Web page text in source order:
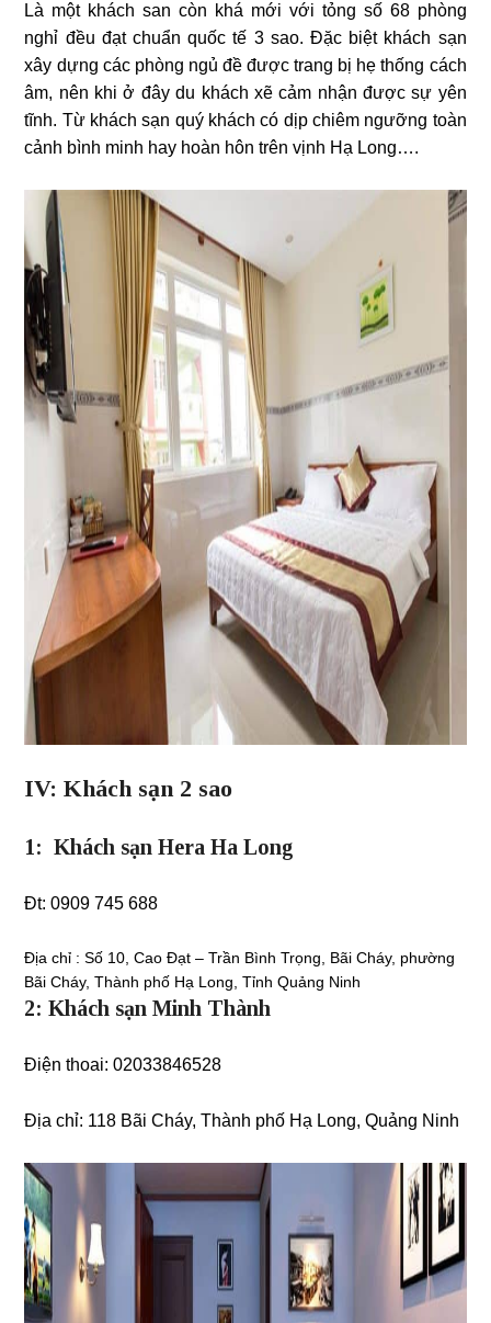
Là một khách san còn khá mới với tỏng số 68 phòng
nghỉ đều đạt chuẩn quốc tế 3 sao. Đặc biệt khách sạn
xây dựng các phòng ngủ đề được trang bị hẹ thống cách
âm, nên khi ở đây du khách xẽ cảm nhận được sự yên
tĩnh. Từ khách sạn quý khách có dịp chiêm ngưỡng toàn
cảnh bình minh hay hoàn hôn trên vịnh Hạ Long….
IV: Khách sạn 2 sao
1: Khách sạn Hera Ha Long
Đt: 0909 745 688
Địa chỉ : Số 10, Cao Đạt – Trần Bình Trọng, Bãi Cháy, phường
Bãi Cháy, Thành phố Hạ Long, Tỉnh Quảng Ninh
2: Khách sạn Minh Thành
Điện thoai: 02033846528
Địa chỉ: 118 Bãi Cháy, Thành phố Hạ Long, Quảng Ninh